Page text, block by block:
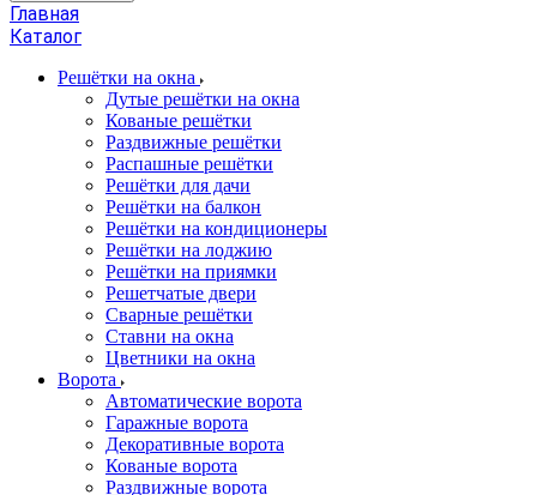
Главная
Каталог
Решётки на окна
Дутые решётки на окна
Кованые решётки
Раздвижные решётки
Распашные решётки
Решётки для дачи
Решётки на балкон
Решётки на кондиционеры
Решётки на лоджию
Решётки на приямки
Решетчатые двери
Сварные решётки
Ставни на окна
Цветники на окна
Ворота
Автоматические ворота
Гаражные ворота
Декоративные ворота
Кованые ворота
Раздвижные ворота